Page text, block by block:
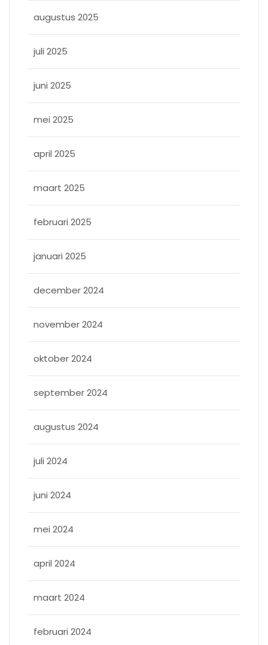
augustus 2025
juli 2025
juni 2025
mei 2025
april 2025
maart 2025
februari 2025
januari 2025
december 2024
november 2024
oktober 2024
september 2024
augustus 2024
juli 2024
juni 2024
mei 2024
april 2024
maart 2024
februari 2024